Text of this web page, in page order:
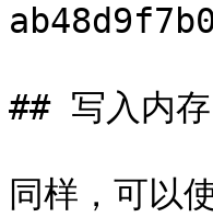
## 写入内存
同样，可以